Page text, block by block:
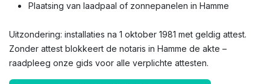
Plaatsing van laadpaal of zonnepanelen in Hamme
Uitzondering: installaties na 1 oktober 1981 met geldig attest.
Zonder attest blokkeert de notaris in Hamme de akte –
raadpleeg onze gids voor alle verplichte attesten.